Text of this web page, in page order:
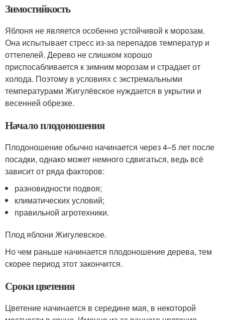
Зимостийкость
Яблоня не является особенно устойчивой к морозам.
Она испытывает стресс из-за перепадов температур и
оттепелей. Дерево не слишком хорошо
приспосабливается к зимним морозам и страдает от
холода. Поэтому в условиях с экстремальными
температурами Жигулёвское нуждается в укрытии и
весенней обрезке.
Начало плодоношения
Плодоношение обычно начинается через 4–5 лет после
посадки, однако может немного сдвигаться, ведь всё
зависит от ряда факторов:
разновидности подвоя;
климатических условий;
правильной агротехники.
Плод яблони Жигулевское.
Но чем раньше начинается плодоношение дерева, тем
скорее период этот закончится.
Сроки цветения
Цветение начинается в середине мая, в некоторой